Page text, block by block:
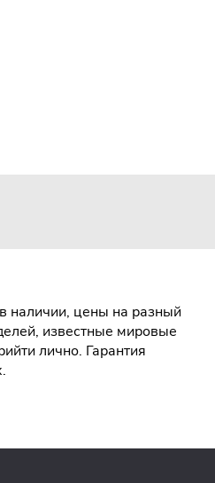
наличии, цены на разный
известные мировые
лично. Гарантия